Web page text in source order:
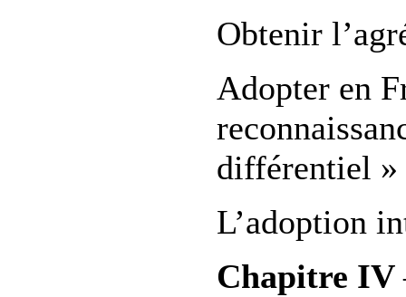
Obtenir
Adopter en
différentiel »
L’adoption
Chapitre IV